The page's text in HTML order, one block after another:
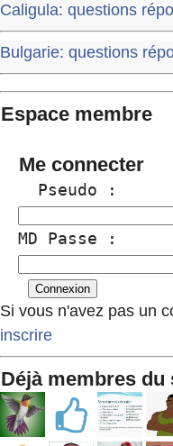
Caligula: questions
Bulgarie: questions
Espace membre
Me connecter
  Pseudo :
MD Passe :
Si vous n'avez pas un
inscrire
Déjà membres du